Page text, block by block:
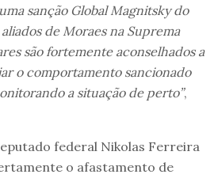
sanção Global Magnitsky do
de Moraes na Suprema
são fortemente aconselhados a
o comportamento sancionado
a situação de perto”,
federal Nikolas Ferreira
o afastamento de